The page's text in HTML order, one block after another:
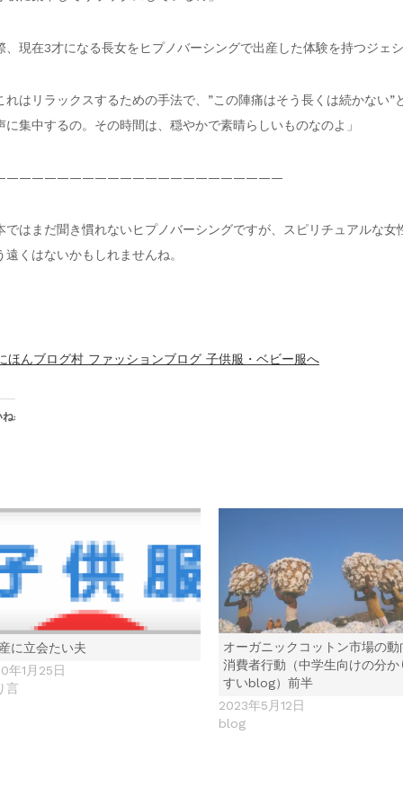
、現在3才になる長女をヒプノバーシングで出産した体験を持つジ
れはリラックスするための手法で、”この陣痛はそう長くは続かない
に集中するの。その時間は、穏やかで素晴らしいものなのよ」
ではまだ聞き慣れないヒプノバーシングですが、スピリチュアルな
遠くはないかもしれませんね。
:
に立会たい夫
年1月25日
言
オーガニックコットン市場の動
消費者行動（中学生向けの分か
すいblog）前半
2023年5月12日
blog